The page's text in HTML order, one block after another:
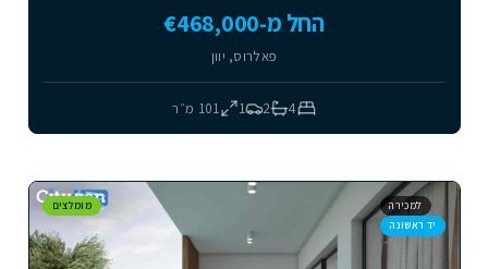
החל מ-€468,000
פאלרוס, יוון
4
2
1
101 מ״ר
למכירה
יד ראשונה
מומלצים